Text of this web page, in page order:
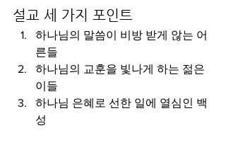
설교 세 가지 포인트
하나님의 말씀이 비방 받게 않는 어
른들
하나님의 교훈을 빛나게 하는 젊은
이들
하나님 은혜로 선한 일에 열심인 백
성